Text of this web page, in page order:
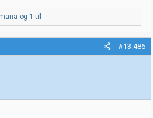
og 1 til
#13.486